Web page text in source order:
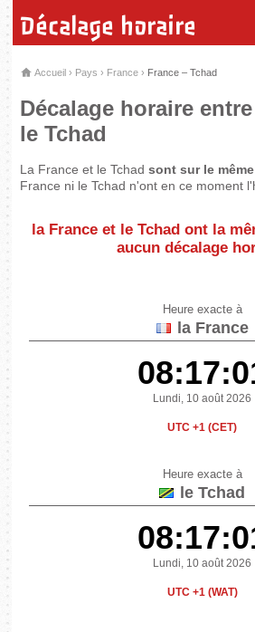
Décalage horaire
Accueil › Pays › France › France – Tchad
Décalage horaire
le Tchad
La France et le Tchadsont sur le
France ni le Tchad n'ont en ce moment
la France et le Tchad ont la
aucun décalage
Heure exacte à
la France
Lundi, 10 août 2026
UTC +1 (CET)
Heure exacte à
le Tchad
Lundi, 10 août 2026
UTC +1 (WAT)